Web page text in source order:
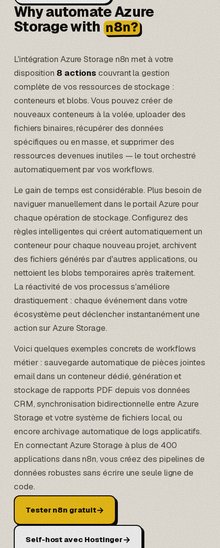
Why automate Azure
Storage with n8n?
L'intégration Azure Storage n8n met à votre
disposition8 actions couvrant la gestion
complète de vos ressources de stockage :
conteneurs et blobs. Vous pouvez créer de
nouveaux conteneurs à la volée, uploader des
fichiers binaires, récupérer des données
spécifiques ou en masse, et supprimer des
ressources devenues inutiles — le tout orchestré
automatiquement par vos workflows.
Le gain de temps est considérable. Plus besoin de
naviguer manuellement dans le portail Azure pour
chaque opération de stockage. Configurez des
règles intelligentes qui créent automatiquement un
conteneur pour chaque nouveau projet, archivent
des fichiers générés par d'autres applications, ou
nettoient les blobs temporaires après traitement.
La réactivité de vos processus s'améliore
drastiquement : chaque événement dans votre
écosystème peut déclencher instantanément une
action sur Azure Storage.
Voici quelques exemples concrets de workflows
métier : sauvegarde automatique de pièces jointes
email dans un conteneur dédié, génération et
stockage de rapports PDF depuis vos données
CRM, synchronisation bidirectionnelle entre Azure
Storage et votre système de fichiers local, ou
encore archivage automatique de logs applicatifs.
En connectant Azure Storage à plus de 400
applications dansn8n, vous créez des pipelines de
données robustes sans écrire une seule ligne de
code.
Tester n8n gratuit→
Self-host avec Hostinger→